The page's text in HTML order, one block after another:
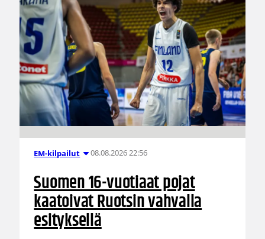
EM-kilpailut 08.08.2026 22:56
Suomen 16-vuotiaat pojat
kaatoivat Ruotsin vahvalla
esityksellä